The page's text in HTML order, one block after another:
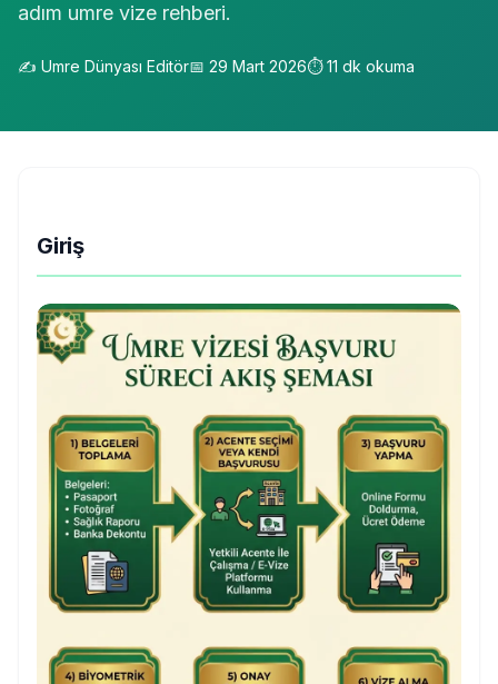
adım umre vize rehberi.
✍️ Umre Dünyası Editör📅 29 Mart 2026⏱️11 dk okuma
Giriş